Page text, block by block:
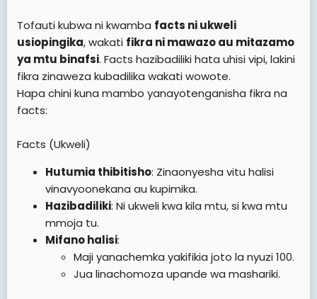
Tofauti kubwa ni kwamba facts ni ukweli
usiopingika, wakati fikra ni mawazo au mitazamo
ya mtu binafsi. Facts hazibadiliki hata uhisi vipi, lakini
fikra zinaweza kubadilika wakati wowote.
Hapa chini kuna mambo yanayotenganisha fikra na
facts:
Facts (Ukweli)
Hutumia thibitisho: Zinaonyesha vitu halisi
vinavyoonekana au kupimika.
Hazibadiliki: Ni ukweli kwa kila mtu, si kwa mtu
mmoja tu.
Mifano halisi:
Maji yanachemka yakifikia joto la nyuzi 100.
Jua linachomoza upande wa mashariki.